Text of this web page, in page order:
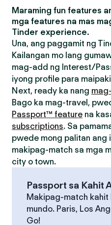
Maraming fun features
mga features na mas
Tinder experience.
Una, ang paggamit ng
Kailangan mo lang
mag-add ng Interest/
iyong profile para
Next, ready ka nang
Bago ka mag-travel,
Passport™ feature na
subscriptions. Sa
pwede mong palitan ang
makipag-match sa mga
city o town.
Passport sa Kahit
Makipag-match kahit
mundo. Paris, Los
Go!